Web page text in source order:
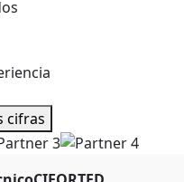
cifras